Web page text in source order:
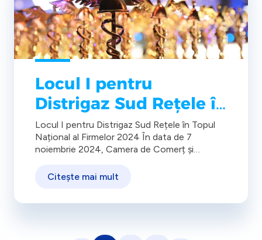
Locul I pentru
Distrigaz Sud Rețele în
Topul Național al
Firmelor 2024
Locul I pentru Distrigaz Sud Rețele în Topul
Național al Firmelor 2024 În data de 7
noiembrie 2024, Camera de Comerț și
Național al Firmelor, ediția XXXI, eveniment
dedicat premierii companiilor care au
Citește mai mult